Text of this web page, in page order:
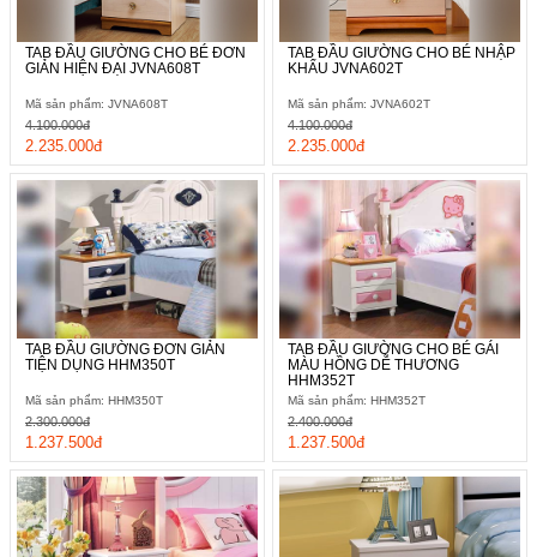
TAB ĐẦU GIƯỜNG CHO BÉ ĐƠN
GIẢN HIỆN ĐẠI JVNA608T
Mã sản phẩm: JVNA608T
2.235.000đ
4.100.000đ
TAB ĐẦU GIƯỜNG CHO BÉ NHẬP
KHẨU JVNA602T
Mã sản phẩm: JVNA602T
2.235.000đ
4.100.000đ
TAB ĐẦU GIƯỜNG ĐƠN GIẢN
TIỆN DỤNG HHM350T
Mã sản phẩm: HHM350T
1.237.500đ
2.300.000đ
TAB ĐẦU GIƯỜNG CHO BÉ GÁI
MÀU HỒNG DỄ THƯƠNG
HHM352T
Mã sản phẩm: HHM352T
1.237.500đ
2.400.000đ